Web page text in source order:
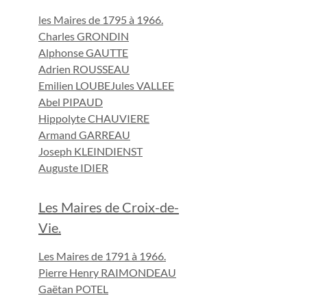
les Maires de 1795 à 1966.
Charles GRONDIN
Alphonse GAUTTE
Adrien ROUSSEAU
Emilien LOUBEJules VALLEE
Abel PIPAUD
Hippolyte CHAUVIERE
Armand GARREAU
Joseph KLEINDIENST
Auguste IDIER
Les Maires de Croix-de-
Vie.
Les Maires de 1791 à 1966.
Pierre Henry RAIMONDEAU
Gaëtan POTEL